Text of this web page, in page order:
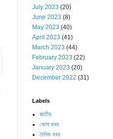
July 2023 (20)
June 2023 (8)
May 2023 (40)
April 2023 (41)
March 2023 (44)
February 2023 (22)
January 2023 (20)
December 2022 (31)
Labels
জাতীয়
জেলা খবর
দৈনিক খবর